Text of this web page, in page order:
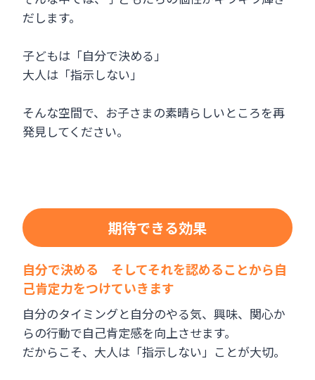
だします。
子どもは「自分で決める」
大人は「指示しない」
そんな空間で、お子さまの素晴らしいところを再
発見してください。
期待できる効果
自分で決める そしてそれを認めることから自
己肯定力をつけていきます
自分のタイミングと自分のやる気、興味、関心か
らの行動で自己肯定感を向上させます。
だからこそ、大人は「指示しない」ことが大切。